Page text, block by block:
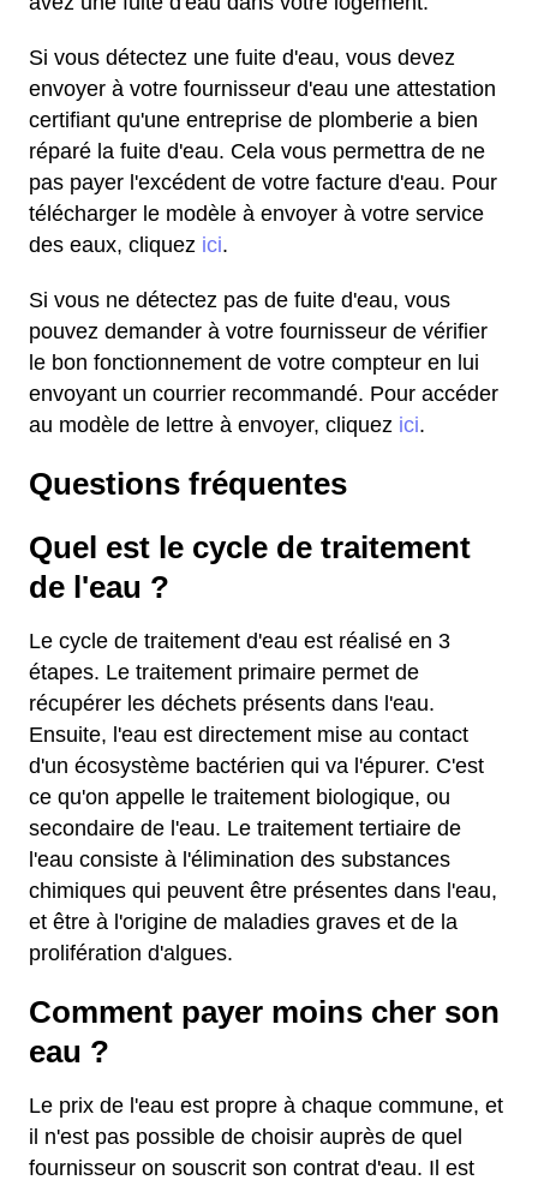
Si vous détectez une fuite d'eau, vous devez
envoyer à votre fournisseur d'eau une attestation
certifiant qu'une entreprise de plomberie a bien
réparé la fuite d'eau. Cela vous permettra de ne
pas payer l'excédent de votre facture d'eau. Pour
télécharger le modèle à envoyer à votre service
des eaux, cliquez ici.
Si vous ne détectez pas de fuite d'eau, vous
pouvez demander à votre fournisseur de vérifier
le bon fonctionnement de votre compteur en lui
envoyant un courrier recommandé. Pour accéder
au modèle de lettre à envoyer, cliquez ici.
Questions fréquentes
Quel est le cycle de traitement
de l'eau ?
Le cycle de traitement d'eau est réalisé en 3
étapes. Le traitement primaire permet de
récupérer les déchets présents dans l'eau.
Ensuite, l'eau est directement mise au contact
d'un écosystème bactérien qui va l'épurer. C'est
ce qu'on appelle le traitement biologique, ou
secondaire de l'eau. Le traitement tertiaire de
l'eau consiste à l'élimination des substances
chimiques qui peuvent être présentes dans l'eau,
et être à l'origine de maladies graves et de la
prolifération d'algues.
Comment payer moins cher son
eau ?
Le prix de l'eau est propre à chaque commune, et
il n'est pas possible de choisir auprès de quel
fournisseur on souscrit son contrat d'eau. Il est